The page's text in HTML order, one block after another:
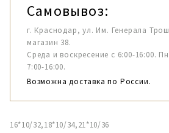
Самовывоз:
г. Краснодар, ул. Им. Генерала
магазин 38.
Среда и воскресение с 6:00-16:00.
7:00-16:00.
Возможна доставка по России.
16*10/32,18*10/34,21*10/36